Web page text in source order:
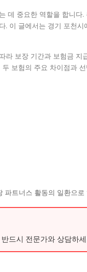
데 중요한 역할을 합니
. 이 글에서는 경기 포천
라 보장 기간과 보험금
보험의 주요 차이점과
파트너스 활동의 일환으
드시 전문가와 상담하